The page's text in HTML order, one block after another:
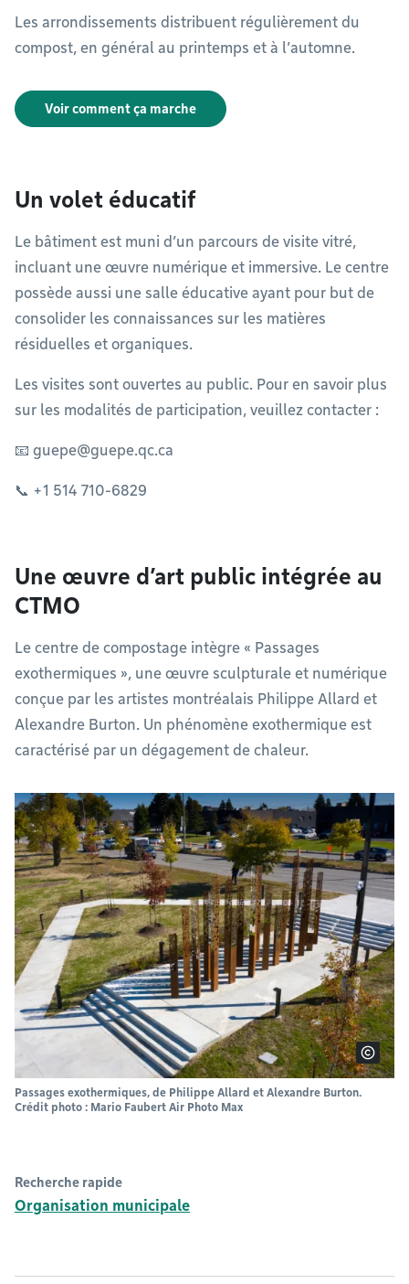
Les arrondissements distribuent régulièrement du
compost, en général au printemps et à l’automne.
Voir comment ça marche
Un volet éducatif
Le bâtiment est muni d’un parcours de visite vitré,
incluant une œuvre numérique et immersive. Le centre
possède aussi une salle éducative ayant pour but de
consolider les connaissances sur les matières
résiduelles et organiques.
Les visites sont ouvertes au public. Pour en savoir plus
sur les modalités de participation, veuillez contacter :
📧 guepe@guepe.qc.ca
📞 +1 514 710-6829
Une œuvre d’art public intégrée au
CTMO
Le centre de compostage intègre « Passages
exothermiques », une œuvre sculpturale et numérique
conçue par les artistes montréalais Philippe Allard et
Alexandre Burton. Un phénomène exothermique est
caractérisé par un dégagement de chaleur.
Passages exothermiques, de Philippe Allard et Alexandre Burton.
Crédit photo : Mario Faubert Air Photo Max
Recherche rapide
Organisation municipale